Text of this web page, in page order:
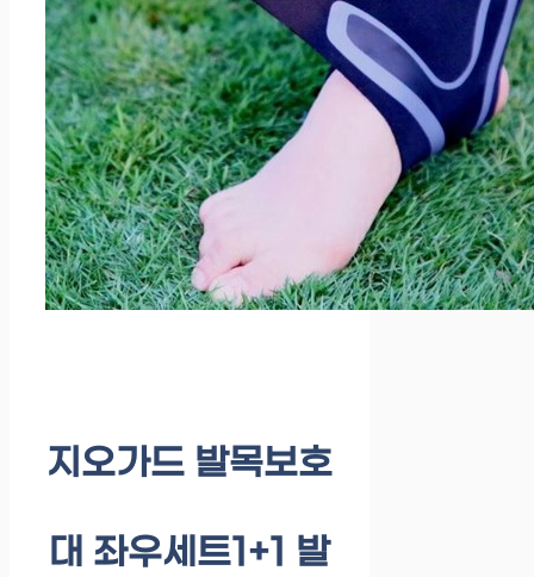
지오가드 발목보호
대 좌우세트1+1 발